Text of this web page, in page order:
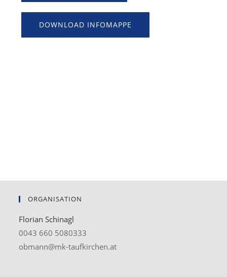
DOWNLOAD INFOMAPPE
ORGANISATION
Florian Schinagl
0043 660 5080333
obmann@mk-taufkirchen.at